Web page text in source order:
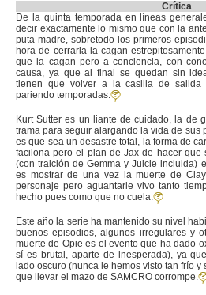
Crítica
De la quinta temporada en líneas
decir exactamente lo mismo que con la
puta madre, sobretodo los primeros
hora de cerrarla la cagan
que la cagan pero a conciencia, con
causa, ya que al final se quedan sin
tienen que volver a la casilla de salida
pariendo temporadas.
Kurt Sutter es un liante de cuidado, la de
trama para seguir alargando la vida de sus
es que sea un desastre total, la forma de
facilona pero el plan de Jax de hacer que
(con traición de Gemma y Juicie incluida)
es mostrar de una vez la muerte de
personaje pero aguantarle vivo tanto
hecho pues como que no cuela.
Este año la serie ha mantenido su nivel
buenos episodios, algunos irregulares y
muerte de Opie es el evento que ha dado
sí es brutal, aparte de inesperada), ya
lado oscuro (nunca le hemos visto tan frío
que llevar el mazo de SAMCRO corrompe.